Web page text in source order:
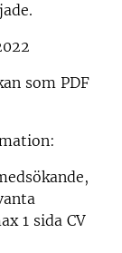
som PDF
1 sida CV